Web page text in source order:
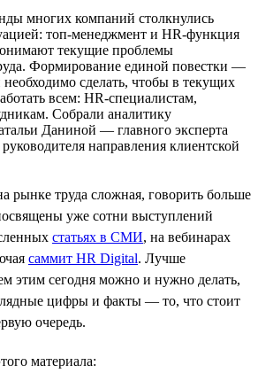
многих компаний столкнулись
топ-менеджмент и HR-функция
текущие проблемы
Формирование единой повестки —
сделать, чтобы в текущих
всем: HR-специалистам,
Собрали аналитику
Даниной — главного эксперта
направления клиентской
рынке труда сложная, говорить больше
уже сотни выступлений
статьях в СМИ, на вебинарах
саммит HR Digital. Лучше
этим сегодня можно и нужно делать,
цифры и факты — то, что стоит
очередь.
материала: